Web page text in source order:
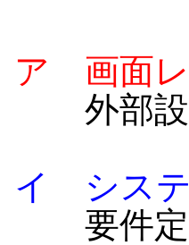
ア 画面レ
外部設
イ システ
要件定